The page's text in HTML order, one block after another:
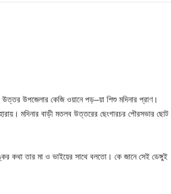
উপজেলার কেজি ওয়ানে পড়–য়া শিশু মদিনার প্রাণ।
মদিনার বাড়ী মতলব উত্তরের ছেংগারচর পৌরসভার ছোট
কথা তার মা ও ভাইয়ের সাথে বলতো। কে জানে সেই ডেঙ্গুই